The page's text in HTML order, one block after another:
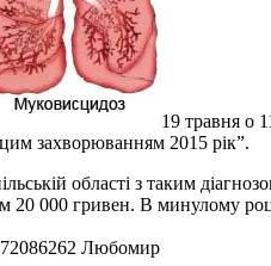
19 травня о
захворюванням 2015 рік”.
області з таким
20 000 гривен. В минулому
Любомир